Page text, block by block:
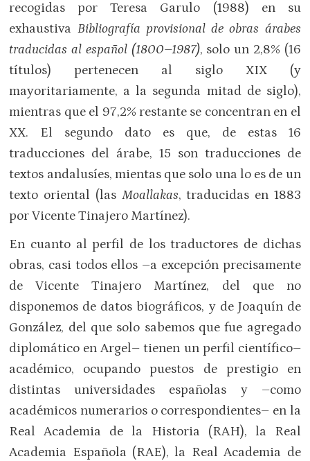
recogidas por Teresa Garulo (1988) en su
exhaustiva Bibliografía provisional de obras árabes
traducidas al español (1800–1987), solo un 2,8% (16
títulos) pertenecen al siglo XIX (y
mayoritariamente, a la segunda mitad de siglo),
mientras que el 97,2% restante se concentran en el
XX. El segundo dato es que, de estas 16
traducciones del árabe, 15 son traducciones de
textos andalusíes, mientas que solo una lo es de un
texto oriental (las Moallakas, traducidas en 1883
por Vicente Tinajero Martínez).
En cuanto al perfil de los traductores de dichas
obras, casi todos ellos –a excepción precisamente
de Vicente Tinajero Martínez, del que no
disponemos de datos biográficos, y de Joaquín de
González, del que solo sabemos que fue agregado
diplomático en Argel– tienen un perfil científico–
académico, ocupando puestos de prestigio en
distintas universidades españolas y –como
académicos numerarios o correspondientes– en la
Real Academia de la Historia (RAH), la Real
Academia Española (RAE), la Real Academia de